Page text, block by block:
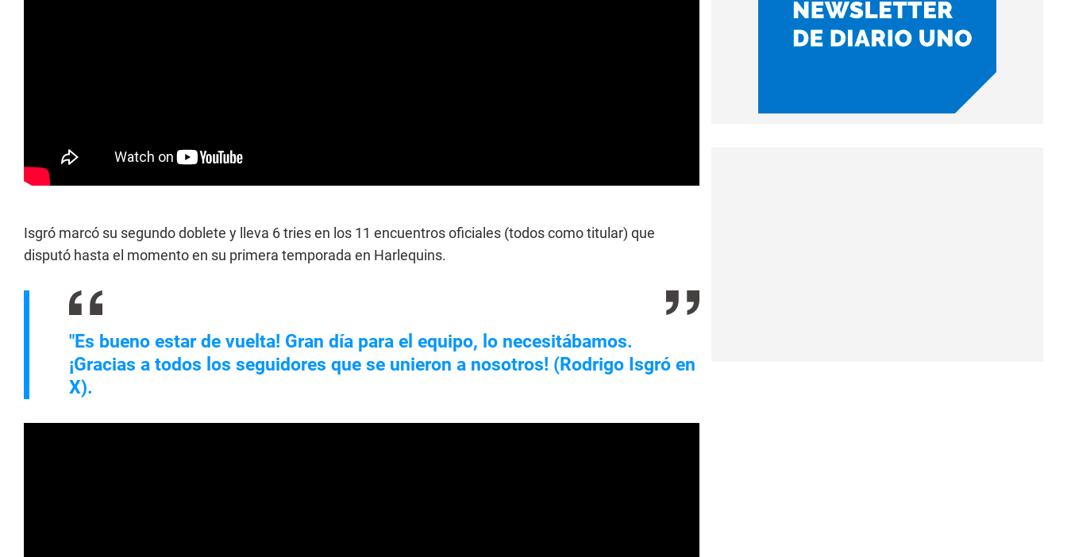
Isgró marcó su segundo doblete y lleva 6 tries en los 11 encuentros oficiales (todos como titular) que
disputó hasta el momento en su primera temporada en Harlequins.
"Es bueno estar de vuelta! Gran día para el equipo, lo necesitábamos.
¡Gracias a todos los seguidores que se unieron a nosotros! (Rodrigo Isgró en
X).